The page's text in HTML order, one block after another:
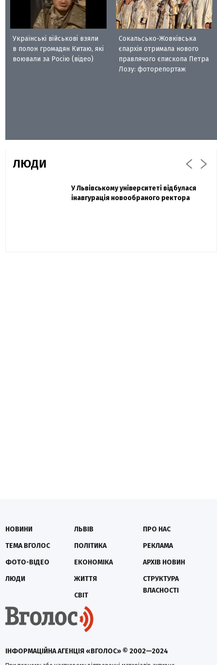
Українські військові взяли
в полон громадян Китаю, які
воювали за Росію (відео)
Сокальсько-Жовківська
єпархія отримала нового
правлячого єпископа Петра
Лозу: фоторепортаж
ЛЮДИ
Павло Дак
«Час не лікує, лише притуплює біль»:
Захисник "Азовсталі" Діанов вдруге
одружився та показав фото з весілля
У Львівському університеті відбулася
інавгурація новообраного ректора
ІНФОРМАЦІЙНА АГЕНЦІЯ «ВГОЛОС» © 2002—2024
НОВИНИ
ТЕМА ВГОЛОС
ФОТО-ВІДЕО
ЛЮДИ
ЛЬВІВ
ПОЛІТИКА
ЕКОНОМІКА
ЖИТТЯ
СВІТ
ПРО НАС
РЕКЛАМА
АРХІВ НОВИН
СТРУКТУРА
ВЛАСНОСТІ